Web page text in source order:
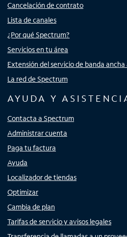
Cancelación de contrato
Lista de canales
¿Por qué Spectrum?
Servicios en tu área
Extensión del servicio de banda ancha
La red de Spectrum
AYUDA Y
Contacta a Spectrum
Administrar cuenta
Paga tu factura
Ayuda
Localizador de tiendas
Optimizar
Cambia de plan
Tarifas de servicio y avisos legales